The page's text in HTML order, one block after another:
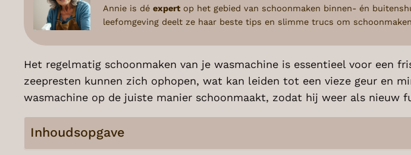
Annie is dé expertop het gebied van schoonmaken binnen- én
leefomgeving deelt ze haar beste tips en slimme trucs om
Het regelmatig schoonmaken van je wasmachine is essentieel voor een
zeepresten kunnen zich ophopen, wat kan leiden tot een vieze geur en
wasmachine op de juiste manier schoonmaakt, zodat hij weer als nieuw
Inhoudsopgave